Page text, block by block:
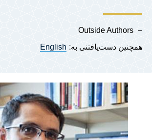
Outside Authors
همچنین دست‌یافتنی به: English